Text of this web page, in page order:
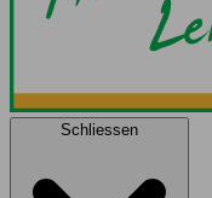
Schliessen